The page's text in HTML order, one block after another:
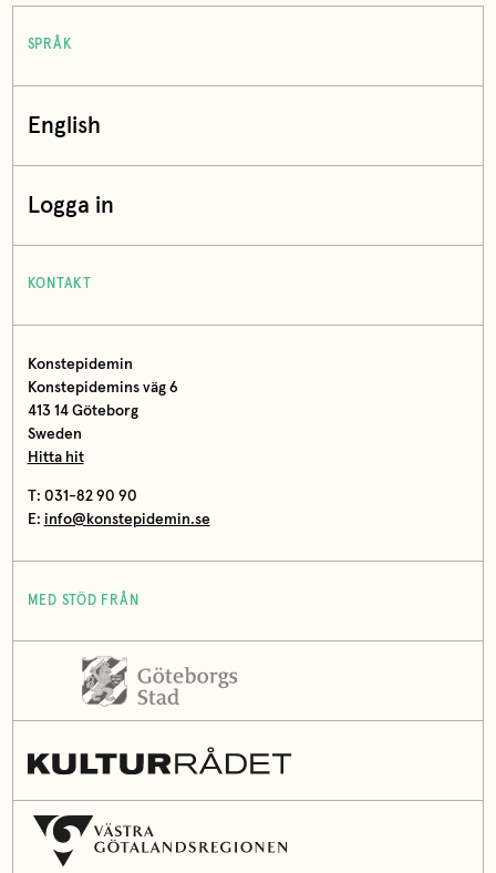
SPRÅK
English
Logga in
KONTAKT
Konstepidemin
Konstepidemins väg 6
413 14 Göteborg
Sweden
Hitta hit
T: 031-82 90 90
E: info@konstepidemin.se
MED STÖD FRÅN